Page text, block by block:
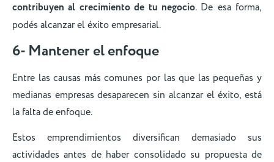
contribuyen al crecimiento de tu negocio. De esa forma,
podés alcanzar el éxito empresarial.
6- Mantener el enfoque
Entre las causas más comunes por las que las pequeñas y
medianas empresas desaparecen sin alcanzar el éxito, está
la falta de enfoque.
Estos emprendimientos diversifican demasiado sus
actividades antes de haber consolidado su propuesta de